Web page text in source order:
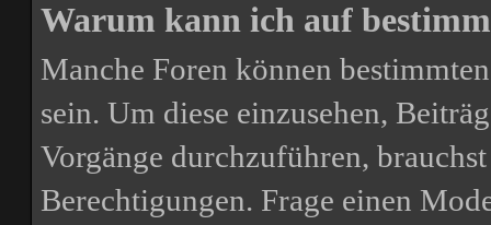
Warum kann ich auf
Manche Foren können
sein. Um diese einzusehen,
Vorgänge durchzuführen,
Berechtigungen. Frage einen